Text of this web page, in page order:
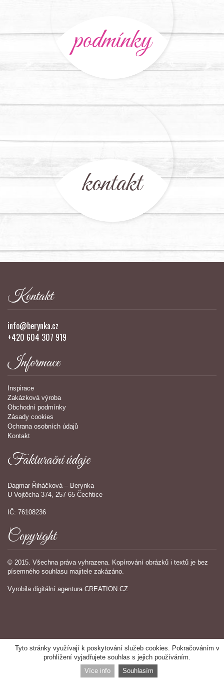
Tyto stránky využívají k poskytování služeb cookies. Pokračováním v
prohlížení vyjadřujete souhlas s jejich používáním.
Více info
Souhlasím
podmínky
kontakt
Kontakt
info@berynka.cz
+420 604 307 919
Informace
Inspirace
Zakázková výroba
Obchodní podmínky
Zásady cookies
Ochrana osobních údajů
Kontakt
Fakturační údaje
Dagmar Řiháčková – Berynka
U Vojtěcha 374, 257 65 Čechtice
IČ: 76108236
Copyright
© 2015. Všechna práva vyhrazena. Kopírování obrázků i textů je bez
písemného souhlasu majitele zakázáno.
Vyrobila digitální agentura CREATION.CZ